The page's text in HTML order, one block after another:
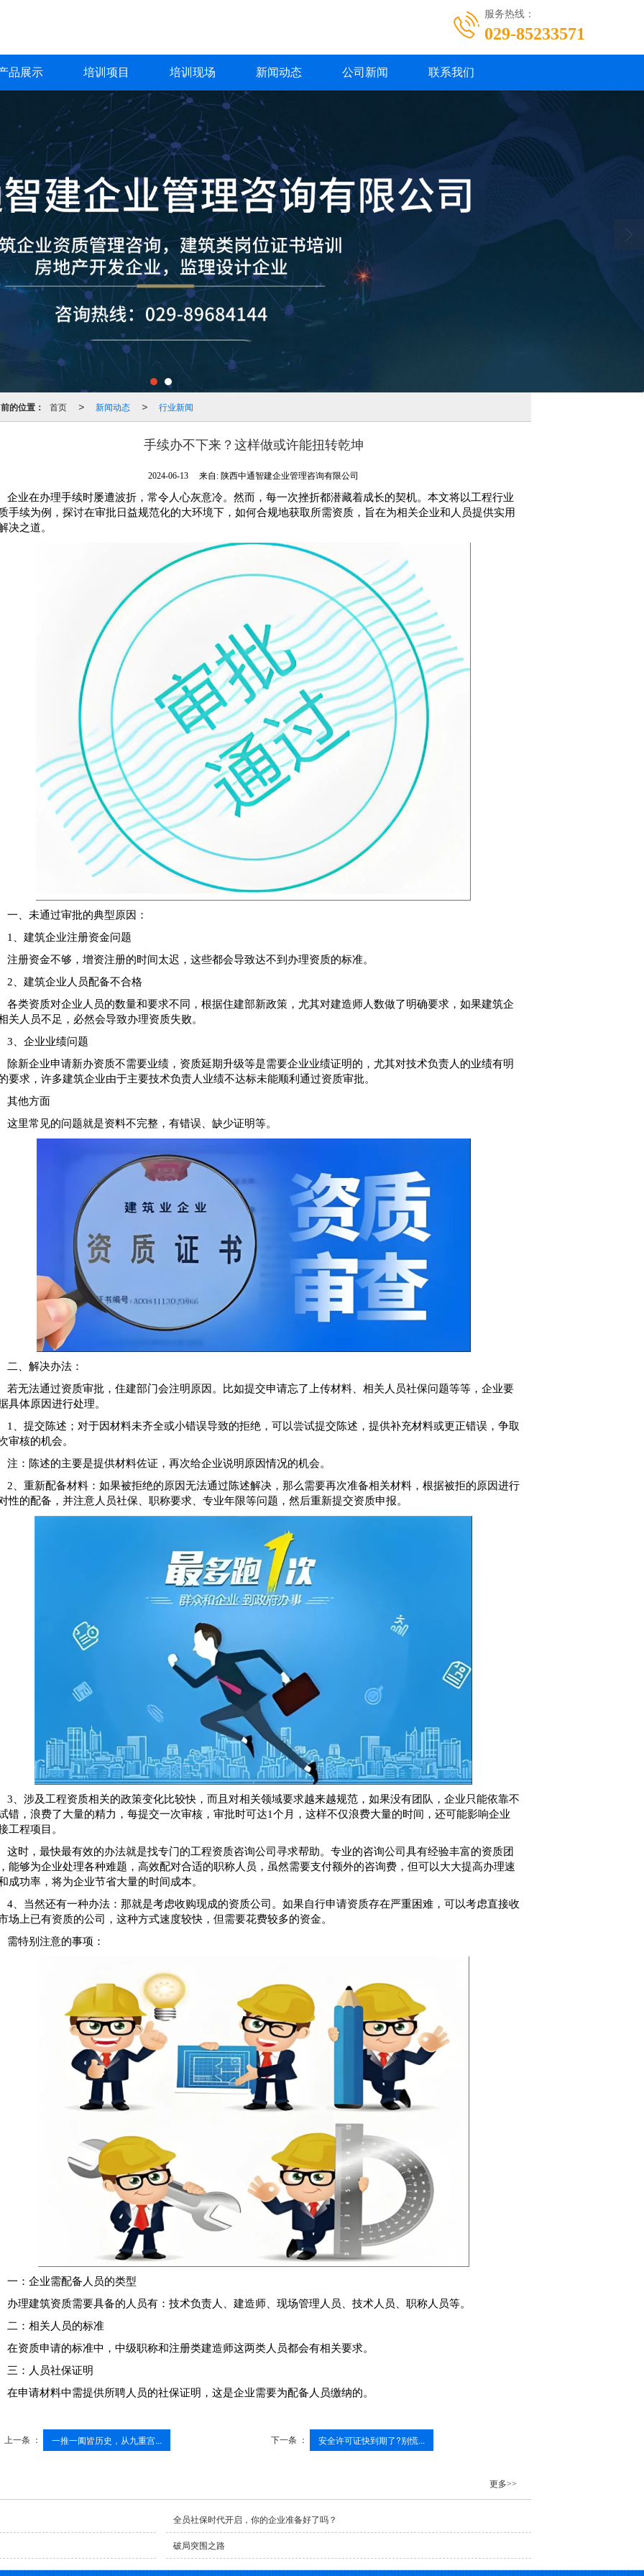
服务热线：
029-85233571
品展示 培训项目 培训现场 新闻动态 公司新闻 联系我们
的位置： 首页 > 新闻动态 > 行业新闻
手续办不下来？这样做或许能扭转乾坤
2024-06-13 来自: 陕西中通智建企业管理咨询有限公司
企业在办理手续时屡遭波折，常令人心灰意冷。然而，每一次挫折都潜藏着成长的契机。本文将以工程行业
手续为例，探讨在审批日益规范化的大环境下，如何合规地获取所需资质，旨在为相关企业和人员提供实用
决之道。
一、未通过审批的典型原因：
1、建筑企业注册资金问题
注册资金不够，增资注册的时间太迟，这些都会导致达不到办理资质的标准。
2、建筑企业人员配备不合格
各类资质对企业人员的数量和要求不同，根据住建部新政策，尤其对建造师人数做了明确要求，如果建筑企
关人员不足，必然会导致办理资质失败。
3、企业业绩问题
除新企业申请新办资质不需要业绩，资质延期升级等是需要企业业绩证明的，尤其对技术负责人的业绩有明
要求，许多建筑企业由于主要技术负责人业绩不达标未能顺利通过资质审批。
其他方面
这里常见的问题就是资料不完整，有错误、缺少证明等。
二、解决办法：
若无法通过资质审批，住建部门会注明原因。比如提交申请忘了上传材料、相关人员社保问题等等，企业要
具体原因进行处理。
1、提交陈述；对于因材料未齐全或小错误导致的拒绝，可以尝试提交陈述，提供补充材料或更正错误，争取
审核的机会。
注：陈述的主要是提供材料佐证，再次给企业说明原因情况的机会。
2、重新配备材料：如果被拒绝的原因无法通过陈述解决，那么需要再次准备相关材料，根据被拒的原因进行
性的配备，并注意人员社保、职称要求、专业年限等问题，然后重新提交资质申报。
3、涉及工程资质相关的政策变化比较快，而且对相关领域要求越来越规范，如果没有团队，企业只能依靠不
错，浪费了大量的精力，每提交一次审核，审批时可达1个月，这样不仅浪费大量的时间，还可能影响企业
工程项目。
这时，最快最有效的办法就是找专门的工程资质咨询公司寻求帮助。专业的咨询公司具有经验丰富的资质团
能够为企业处理各种难题，高效配对合适的职称人员，虽然需要支付额外的咨询费，但可以大大提高办理速
成功率，将为企业节省大量的时间成本。
4、当然还有一种办法：那就是考虑收购现成的资质公司。如果自行申请资质存在严重困难，可以考虑直接收
场上已有资质的公司，这种方式速度较快，但需要花费较多的资金。
需特别注意的事项：
一：企业需配备人员的类型
办理建筑资质需要具备的人员有：技术负责人、建造师、现场管理人员、技术人员、职称人员等。
二：相关人员的标准
在资质申请的标准中，中级职称和注册类建造师这两类人员都会有相关要求。
三：人员社保证明
在申请材料中需提供所聘人员的社保证明，这是企业需要为配备人员缴纳的。
上一条 ： 一推一阖皆历史，从九重宫... 下一条 ： 安全许可证快到期了?别慌...
更多>>
全员社保时代开启，你的企业准备好了吗？
破局突围之路